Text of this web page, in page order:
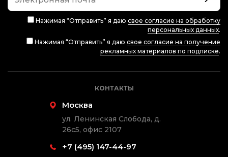
Нажимая “Отправить” я даю свое согласие на обработку
персональных данных.
Нажимая “Отправить” я даю свое согласие на получение
рекламных материалов по подписке.
КОНТАКТЫ
Москва
ул. Ленинская Слобода, д.
26с5, офис 2107
+7 (495) 147-44-97